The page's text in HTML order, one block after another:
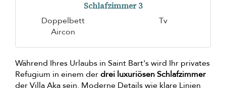
Schlafzimmer 3
Doppelbett
Tv
Aircon
Während Ihres Urlaubs in Saint Bart's wird Ihr privates
Refugium in einem derdrei luxuriösen Schlafzimmer
der Villa Aka sein. Moderne Details wie klare Linien